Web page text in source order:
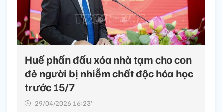
Huế phấn đấu xóa nhà tạm cho con
đẻ người bị nhiễm chất độc hóa học
trước 15/7
29/04/2026 16:23’